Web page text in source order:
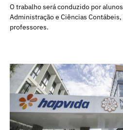
O trabalho será conduzido por
Administração e Ciências
professores.